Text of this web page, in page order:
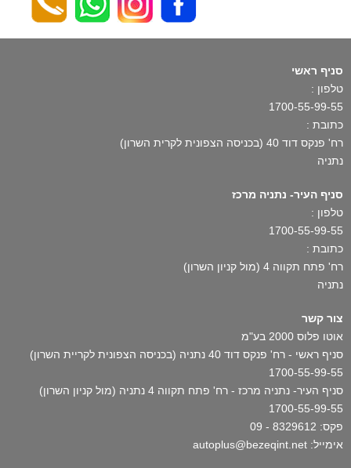
סניף ראשי
טלפון :
1700-55-99-55
כתובת :
רח' פנקס דוד 40 (בכניסה הצפונית לקרית השרון)
נתניה
סניף העיר- נתניה מרכז
טלפון :
1700-55-99-55
כתובת :
רח' פתח תקווה 4 (מול קניון השרון)
נתניה
צור קשר
אוטו פלוס 2000 בע"מ
סניף ראשי - רח' פנקס דוד 40 נתניה (בכניסה הצפונית לקריית השרון)
1700-55-99-55
סניף העיר- נתניה מרכז - רח' פתח תקווה 4 נתניה (מול קניון השרון)
1700-55-99-55
פקס: 8329612 - 09
אימייל: autoplus@bezeqint.net